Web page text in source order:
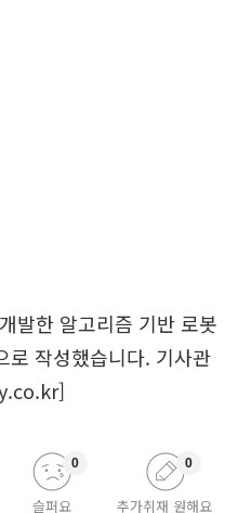
발한 알고리즘 기반 로봇
로 작성했습니다. 기사관
슬퍼요
0
추가취재 원해요
0